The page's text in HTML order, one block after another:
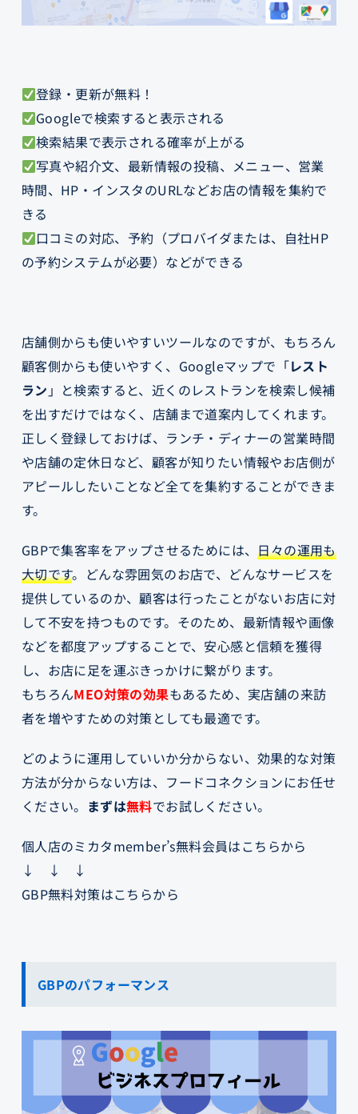
登録・更新が無料！
Googleで検索すると表示される
検索結果で表示される確率が上がる
写真や紹介文、最新情報の投稿、メニュー、営業
時間、HP・インスタのURLなどお店の情報を集約で
きる
口コミの対応、予約（プロバイダまたは、自社HP
の予約システムが必要）などができる
店舗側からも使いやすいツールなのですが、もちろん
顧客側からも使いやすく、Googleマップで「レスト
ラン 」と検索すると、近くのレストランを検索し候補
を出すだけではなく、店舗まで道案内してくれます。
正しく登録しておけば、ランチ・ディナーの営業時間
や店舗の定休日など、顧客が知りたい情報やお店側が
アピールしたいことなど全てを集約することができま
す。
GBPで集客率をアップさせるためには、日々の運用も
大切です。どんな雰囲気のお店で、どんなサービスを
提供しているのか、顧客は行ったことがないお店に対
して不安を持つものです。そのため、最新情報や画像
などを都度アップすることで、安心感と信頼を獲得
し、お店に足を運ぶきっかけに繋がります。
もちろんMEO対策の効果もあるため、実店舗の来訪
者を増やすための対策としても最適です。
どのように運用していいか分からない、効果的な対策
方法が分からない方は、フードコネクションにお任せ
ください。 まずは無料でお試しください。
個人店のミカタmember’s無料会員はこちらから
↓ ↓ ↓
GBP無料対策はこちらから
GBPのパフォーマンス